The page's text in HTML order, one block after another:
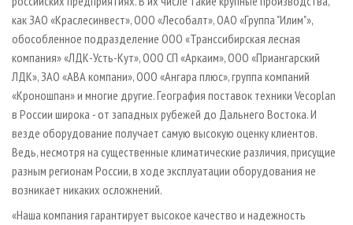
как ЗАО «Краслесинвест», ООО «Лесобалт», ОАО «Группа "Илим"»,
обособленное подразделение ООО «Транссибирская лесная
компания» «ЛДК-Усть-Кут», ООО СП «Аркаим», ООО «Приангарский
ЛДК», ЗАО «АВА компани», ООО «Ангара плюс», группа компаний
«Кроношпан» и многие другие. География поставок техники Vecoplan
в России широка - от западных рубежей до Дальнего Востока. И
везде оборудование получает самую высокую оценку клиентов.
Ведь, несмотря на существенные климатические различия, присущие
разным регионам России, в ходе эксплуатации оборудования не
возникает никаких осложнений.
«Наша компания гарантирует высокое качество и надежность